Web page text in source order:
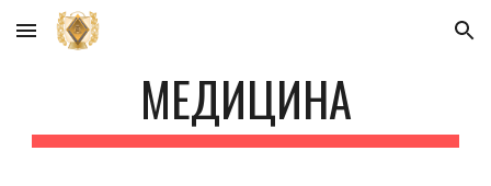
Skip to main content Skip to navigation
МЕДИЦИНА